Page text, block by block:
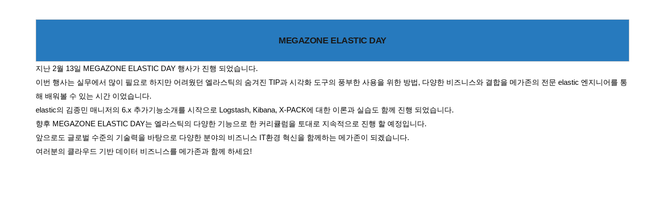
MEGAZONE ELASTIC DAY
지난 2월 13일 MEGAZONE ELASTIC DAY 행사가 진행 되었습니다.
이번 행사는 실무에서 많이 필요로 하지만 어려웠던 엘라스틱의 숨겨진 TIP과 시각화 도구의 풍부한 사용을 위한 방법, 다양한 비즈니스와 결합을 메가존의 전문 elastic 엔지니어를 통
해 배워볼 수 있는 시간 이었습니다.
elastic의 김종민 매니저의 6.x 추가기능소개를 시작으로 Logstash, Kibana, X-PACK에 대한 이론과 실습도 함께 진행 되었습니다.
향후 MEGAZONE ELASTIC DAY는 엘라스틱의 다양한 기능으로 한 커리큘럼을 토대로 지속적으로 진행 할 예정입니다.
앞으로도 글로벌 수준의 기술력을 바탕으로 다양한 분야의 비즈니스 IT환경 혁신을 함께하는 메가존이 되겠습니다.
여러분의 클라우드 기반 데이터 비즈니스를 메가존과 함께 하세요!